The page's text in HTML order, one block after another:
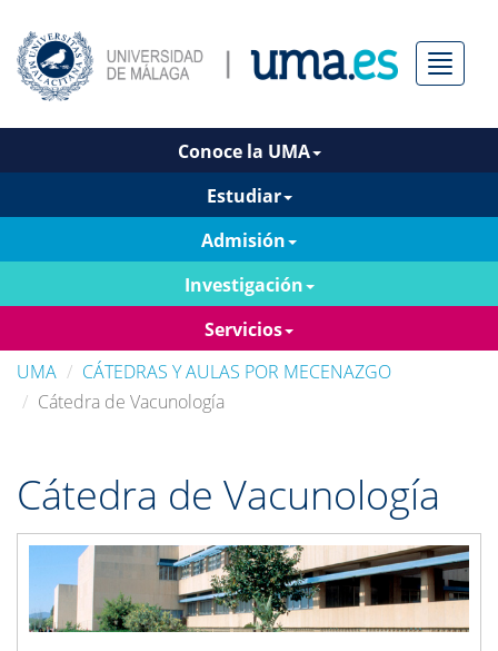
Menú
Conoce la UMA
Estudiar
Admisión
Investigación
Servicios
UMA
CÁTEDRAS Y AULAS POR MECENAZGO
Cátedra de Vacunología
Cátedra de Vacunología